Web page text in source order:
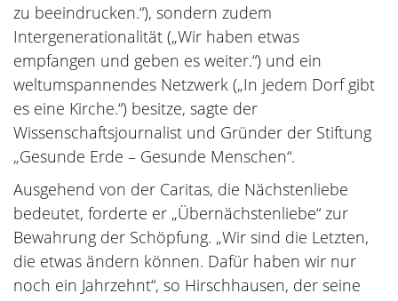
zu beeindrucken.“), sondern zudem
Intergenerationalität („Wir haben etwas
empfangen und geben es weiter.“) und ein
weltumspannendes Netzwerk („In jedem Dorf gibt
es eine Kirche.“) besitze, sagte der
Wissenschaftsjournalist und Gründer der Stiftung
„Gesunde Erde – Gesunde Menschen“.
Ausgehend von der Caritas, die Nächstenliebe
bedeutet, forderte er „Übernächstenliebe“ zur
Bewahrung der Schöpfung. „Wir sind die Letzten,
die etwas ändern können. Dafür haben wir nur
noch ein Jahrzehnt“, so Hirschhausen, der seine